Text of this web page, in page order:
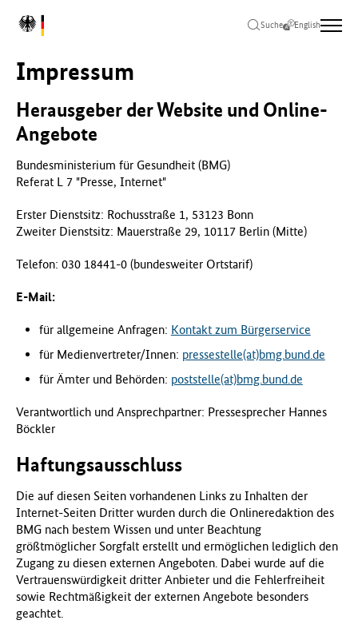
Hauptinhalt
springen
Hauptnavigation
springen
Seitenende
springen
L
u
n
d
s
m
i
n
i
s
t
e
r
G
s
u
n
d
h
e
i
t
(
B
Suche English
Impressum
Herausgeber der Website und Online-
Angebote
Bundesministerium für Gesundheit (BMG)
Referat L 7 "Presse, Internet"
Erster Dienstsitz: Rochusstraße 1, 53123 Bonn
Zweiter Dienstsitz: Mauerstraße 29, 10117 Berlin (Mitte)
Telefon: 030 18441-0 (bundesweiter Ortstarif)
E-Mail:
für allgemeine Anfragen: Kontakt zum Bürgerservice
für Medienvertreter/Innen: pressestelle(at)bmg.bund.de
für Ämter und Behörden: poststelle(at)bmg.bund.de
Verantwortlich und Ansprechpartner: Pressesprecher Hannes
Böckler
Haftungsausschluss
Die auf diesen Seiten vorhandenen Links zu Inhalten der
Internet-Seiten Dritter wurden durch die Onlineredaktion des
BMG nach bestem Wissen und unter Beachtung
größtmöglicher Sorgfalt erstellt und ermöglichen lediglich den
Zugang zu diesen externen Angeboten. Dabei wurde auf die
Vertrauenswürdigkeit dritter Anbieter und die Fehlerfreiheit
sowie Rechtmäßigkeit der externen Angebote besonders
geachtet.